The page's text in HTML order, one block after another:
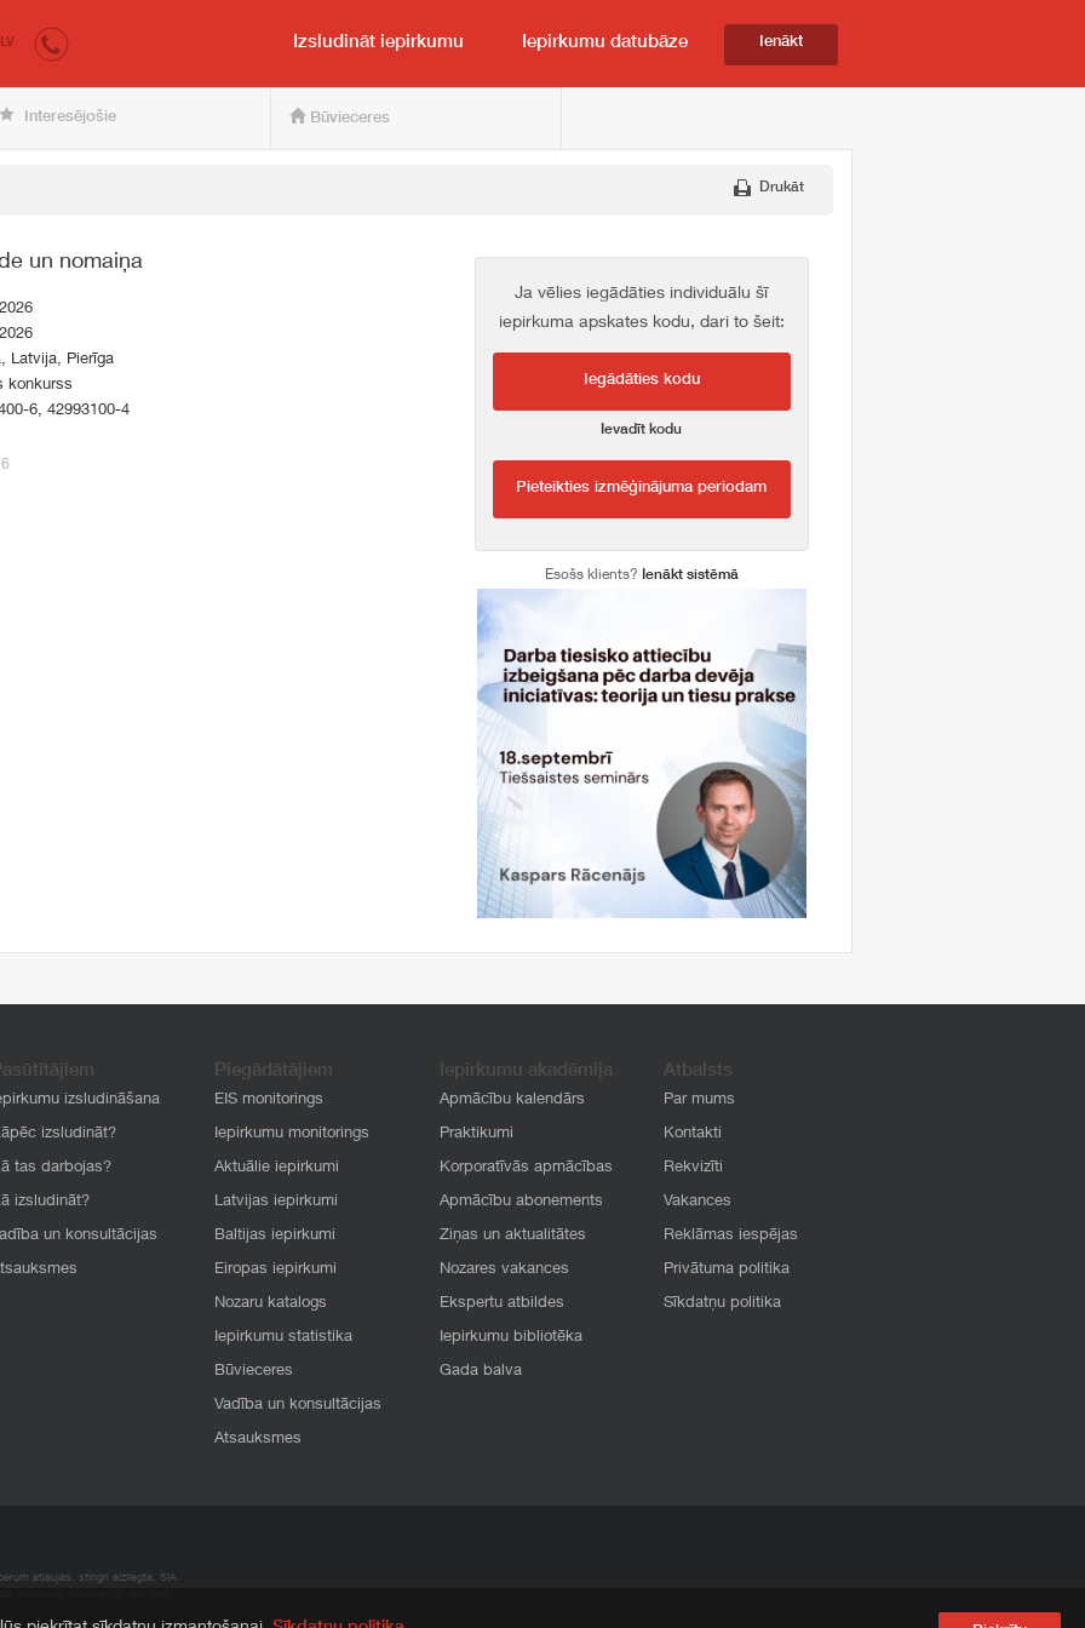
pircējam un pārdevējam
LV Izsludināt iepirkumu Iepirkumu datubāze Ienākt
Interesējošie Būvieceres
Drukāt
un nomaiņa
Latvija, Pierīga
konkurss
6, 42993100-4
Ja vēlies iegādāties individuālu šī
iepirkuma apskates kodu, dari to šeit:
Iegādāties kodu
Ievadīt kodu
Pieteikties izmēģinājuma periodam
Esošs klients? Ienākt sistēmā
izsludināšana
izsludināt?
tas darbojas?
izsludināt?
un konsultācijas
Piegādātājiem
EIS monitorings
Iepirkumu monitorings
Aktuālie iepirkumi
Latvijas iepirkumi
Baltijas iepirkumi
Eiropas iepirkumi
Nozaru katalogs
Iepirkumu statistika
Būvieceres
Vadība un konsultācijas
Atsauksmes
Iepirkumu akadēmija
Apmācību kalendārs
Praktikumi
Korporatīvās apmācības
Apmācību abonements
Ziņas un aktualitātes
Nozares vakances
Ekspertu atbildes
Iepirkumu bibliotēka
Gada balva
Atbalsts
Par mums
Kontakti
Rekvizīti
Vakances
Reklāmas iespējas
Privātuma politika
Sīkdatņu politika
atļaujas, stingri aizliegta. SIA